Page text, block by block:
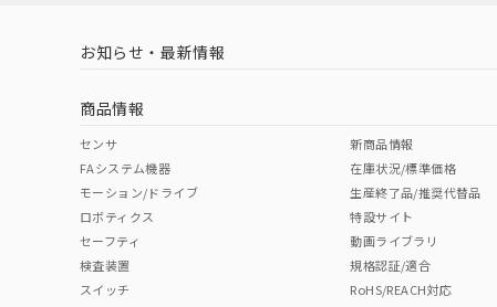
中国 RoHS 注意事項・凡例
中国 RoHS表
Pb Hg Cr(VI)
お知らせ・最新情報
商品情報
センサ
FAシステム機器
モーション/ドライブ
ロボティクス
セーフティ
検査装置
スイッチ
新商品情報
在庫状況/標準価格
生産終了品/推奨代替品
特設サイト
動画ライブラリ
規格認証/適合
RoHS/REACH対応